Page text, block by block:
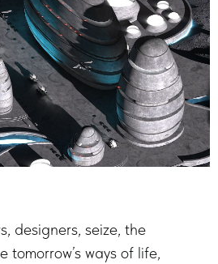
designers, seize, the
ways of life,